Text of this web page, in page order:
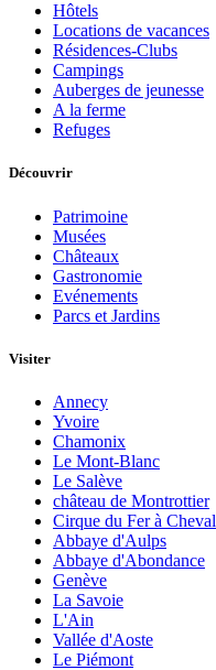
Hôtels
Locations de vacances
Résidences-Clubs
Campings
Auberges de jeunesse
A la ferme
Refuges
Découvrir
Patrimoine
Musées
Châteaux
Gastronomie
Evénements
Parcs et Jardins
Visiter
Annecy
Yvoire
Chamonix
Le Mont-Blanc
Le Salève
château de Montrottier
Cirque du Fer à Cheval
Abbaye d'Aulps
Abbaye d'Abondance
Genève
La Savoie
L'Ain
Vallée d'Aoste
Le Piémont